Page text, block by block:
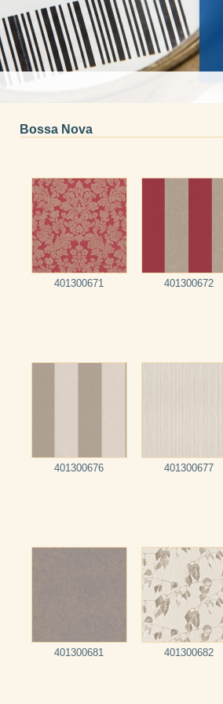
Bossa Nova
401300671 401300672
401300676 401300677
401300681 401300682